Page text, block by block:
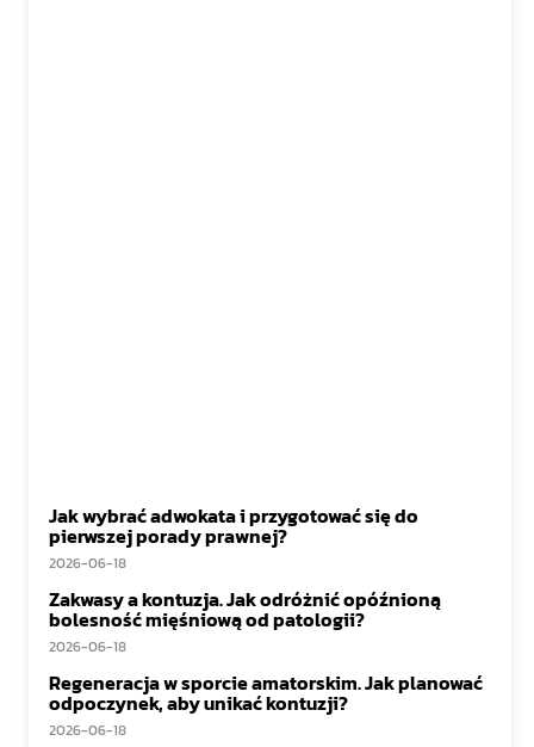
Jak wybrać adwokata i przygotować się do
pierwszej porady prawnej?
2026-06-18
Zakwasy a kontuzja. Jak odróżnić opóźnioną
bolesność mięśniową od patologii?
2026-06-18
Regeneracja w sporcie amatorskim. Jak planować
odpoczynek, aby unikać kontuzji?
2026-06-18